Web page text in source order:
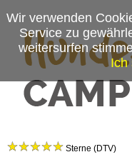
Campingplatzmenü
StellplätzeSterne (DTV)
Wir verwenden
Service zu
weitersurfen
Ich